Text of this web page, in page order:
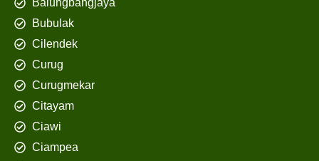
Balungbangjaya
Bubulak
Cilendek
Curug
Curugmekar
Citayam
Ciawi
Ciampea